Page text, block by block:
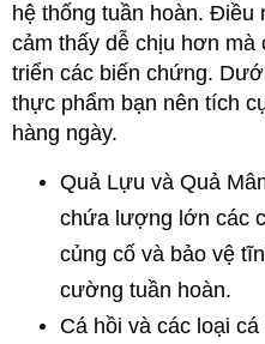
hệ thống tuần hoàn. Điều
cảm thấy dễ chịu hơn mà
triển các biến chứng.
thực phẩm bạn nên tích
hàng ngày.
Quả Lựu và Quả
chứa lượng lớn các
củng cố và bảo vệ
cường tuần hoàn.
Cá hồi và các loại